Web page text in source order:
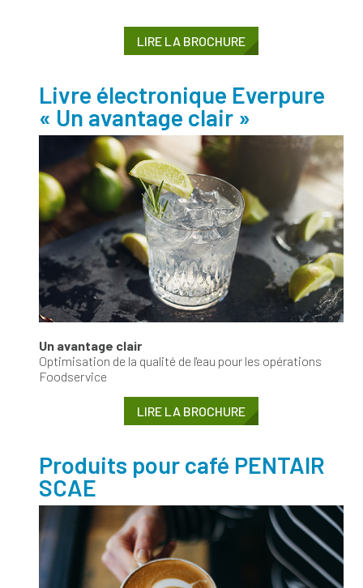
LIRE LA BROCHURE
Livre électronique Everpure
« Un avantage clair »
Un avantage clair
Optimisation de la qualité de l'eau pour les opérations
Foodservice
LIRE LA BROCHURE
Produits pour café PENTAIR
SCAE